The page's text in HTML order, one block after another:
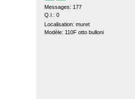
Messages: 177
Q.I.: 0
Localisation: muret
Modèle: 110F otto bulloni